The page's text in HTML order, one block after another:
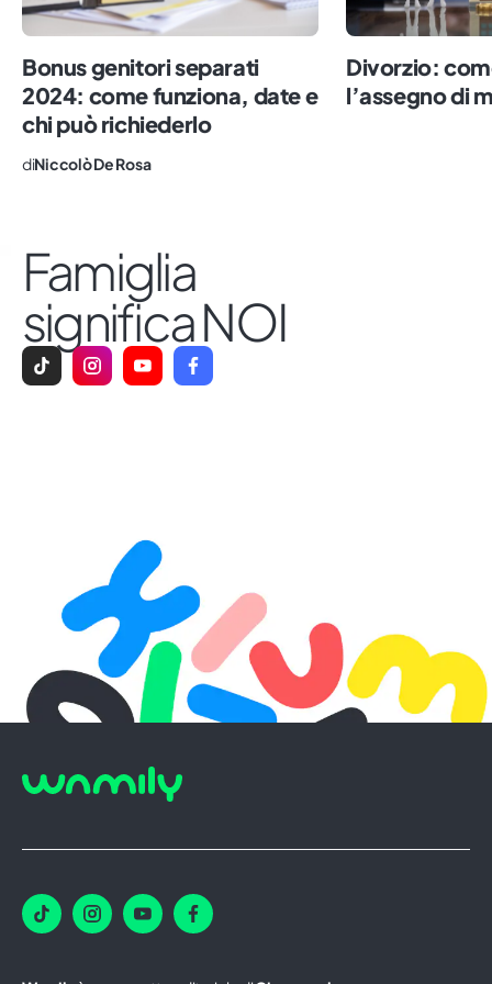
Bonus genitori separati
2024: come funziona, date e
chi può richiederlo
diNiccolò De Rosa
Divorzio:
l’assegno di
Famiglia
significa NOI